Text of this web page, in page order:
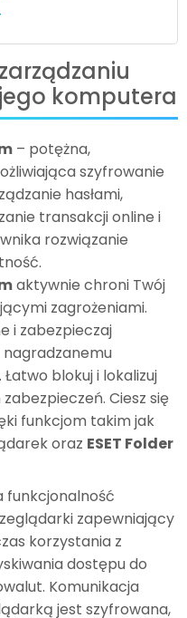
komputera
– potężna,
szyfrowanie
hasłami,
transakcji online i
rozwiązanie
aktywnie chroni Twój
zagrożeniami.
i zabezpieczaj
blokuj i lokalizuj
Ciesz się
funkcjom takim jak
oraz ESET Folder
funkcjonalność
zapewniający
korzystania z
dostępu do
Komunikacja
jest szyfrowana,